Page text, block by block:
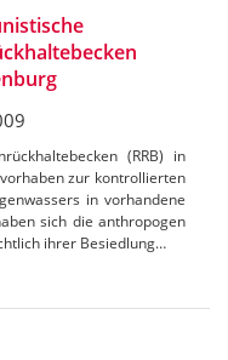
(RRB) in
zur kontrollierten
in vorhandene
sich die anthropogen
ihrer Besiedlung…